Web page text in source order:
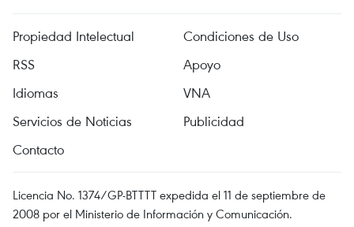
Propiedad Intelectual
Condiciones de Uso
RSS
Apoyo
Idiomas
VNA
Servicios de Noticias
Publicidad
Contacto
Licencia No. 1374/GP-BTTTT expedida el 11 de septiembre de
2008 por el Ministerio de Información y Comunicación.